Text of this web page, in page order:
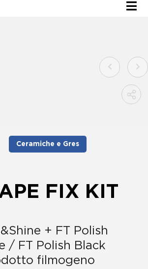
Ceramiche e Gres
FIX KIT
+ FT Polish
/ FT Polish Black
filmogeno